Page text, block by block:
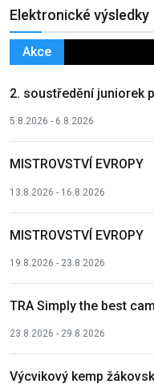
Elektronické výsledky
Akce
2. soustředění juniorek
5.8.2026 - 6.8.2026
MISTROVSTVÍ EVROPY
13.8.2026 - 16.8.2026
MISTROVSTVÍ EVROPY
19.8.2026 - 23.8.2026
TRA Simply the best
23.8.2026 - 29.8.2026
Výcvikový kemp